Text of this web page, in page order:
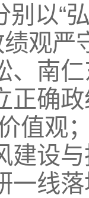
别以“
绩观
、南
正确
值观
建设
一线